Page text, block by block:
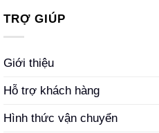
TRỢ GIÚP
Giới thiệu
Hỗ trợ khách hàng
Hình thức vận chuyển